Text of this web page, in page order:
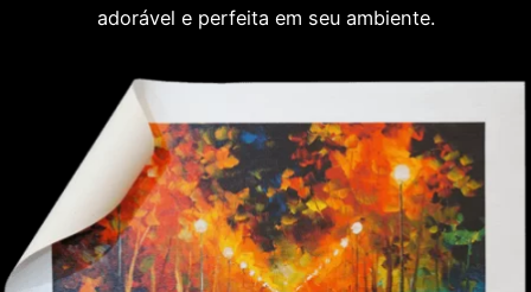
adorável e perfeita em seu ambiente.